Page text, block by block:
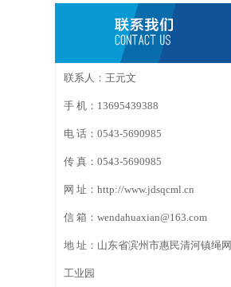
联系人：王元文
手 机：13695439388
电 话：0543-5690985
传 真：0543-5690985
网 址：http://www.jdsqcml.cn
信 箱：wendahuaxian@163.com
地 址：山东省滨州市惠民清河镇绳网
工业园